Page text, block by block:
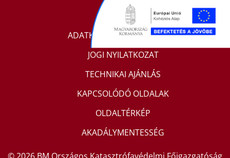
IMPRESSZUM
ADATKEZELÉSI TÁJÉKOZTATÓ
JOGI NYILATKOZAT
TECHNIKAI AJÁNLÁS
KAPCSOLÓDÓ OLDALAK
OLDALTÉRKÉP
AKADÁLYMENTESSÉG